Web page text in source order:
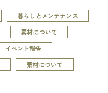
暮らしとメンテナンス
素材について
イベント報告
素材について